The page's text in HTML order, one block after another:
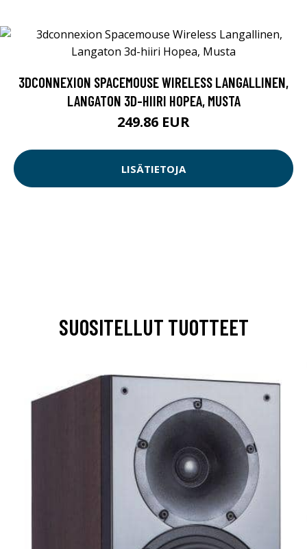
3DCONNEXION SPACEMOUSE WIRELESS LANGALLINEN,
LANGATON 3D-HIIRI HOPEA, MUSTA
249.86 EUR
LISÄTIETOJA
SUOSITELLUT TUOTTEET